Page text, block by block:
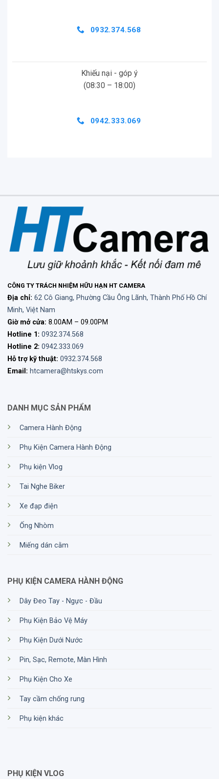
0932.374.568
Khiếu nại - góp ý
(08:30 – 18:00)
0942.333.069
CÔNG TY TRÁCH NHIỆM HỮU HẠN HT CAMERA
Địa chỉ: 62 Cô Giang, Phường Cầu Ông Lãnh, Thành Phố Hồ Chí
Minh, Việt Nam
Giờ mở cửa: 8.00AM – 09.00PM
Hotline 1: 0932.374.568
Hotline 2: 0942.333.069
Hỗ trợ kỹ thuật: 0932.374.568
Email: htcamera@htskys.com
DANH MỤC SẢN PHẨM
Camera Hành Động
Phụ Kiện Camera Hành Động
Phụ kiện Vlog
Tai Nghe Biker
Xe đạp điện
Ống Nhòm
Miếng dán cằm
PHỤ KIỆN CAMERA HÀNH ĐỘNG
Dây Đeo Tay - Ngực - Đầu
Phụ Kiện Bảo Vệ Máy
Phụ Kiện Dưới Nước
Pin, Sạc, Remote, Màn Hình
Phụ Kiện Cho Xe
Tay cầm chống rung
Phụ kiện khác
PHỤ KIỆN VLOG